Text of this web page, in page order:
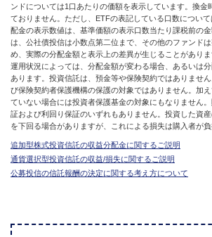
ンドについては1口あたりの価額を表示しています。換金
ておりません。ただし、ETFの表記している口数につい
配金の表示数値は、基準価額の表示口数当たり課税前の
は、公社債投信は小数点第二位まで、その他のファンド
め、実際の分配金額と表示上の差異が生じることがありま
運用状況によっては、分配金額が変わる場合、あるいは
あります。投資信託は、預金等や保険契約ではありませ
び保険契約者保護機構の保護の対象ではありません。加
ていない場合には投資者保護基金の対象にもなりません
証および利回り保証のいずれもありません。投資した資
を下回る場合がありますが、これによる損失は購入者が負
追加型株式投資信託の収益分配金に関するご説明
通貨選択型投資信託の収益/損失に関するご説明
公募投信の信託報酬の決定に関する考え方について